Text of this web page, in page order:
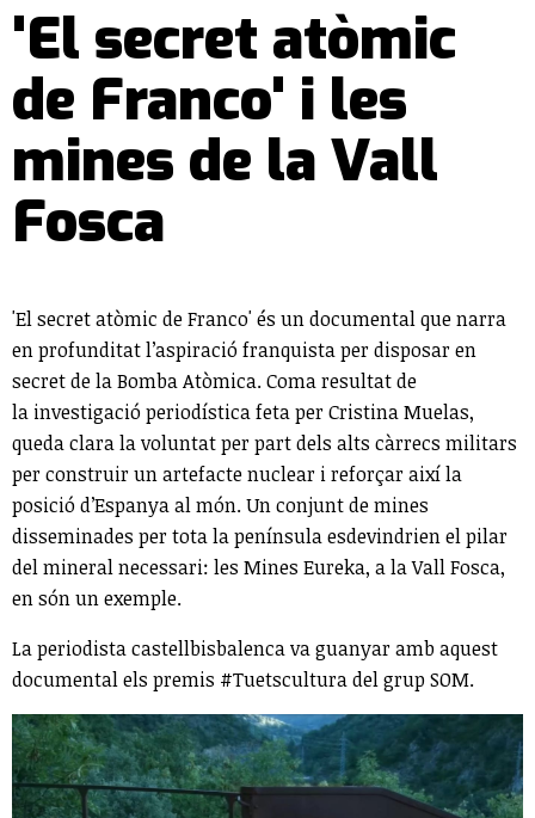
'El secret atòmic
de Franco' i les
mines de la Vall
Fosca
'El secret atòmic de Franco' és un documental que narra
en profunditat l’aspiració franquista per disposar en
secret de la Bomba Atòmica. Coma resultat de
la investigació periodística feta per Cristina Muelas,
queda clara la voluntat per part dels alts càrrecs militars
per construir un artefacte nuclear i reforçar així la
posició d’Espanya al món. Un conjunt de mines
disseminades per tota la península esdevindrien el pilar
del mineral necessari: les Mines Eureka, a la Vall Fosca,
en són un exemple.
La periodista castellbisbalenca va guanyar amb aquest
documental els premis #Tuetscultura del grup SOM.